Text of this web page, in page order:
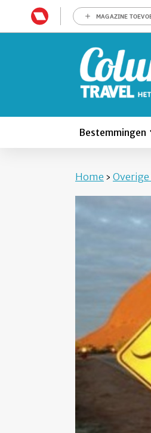
MAGAZINE
Bestemmingen
Home ›